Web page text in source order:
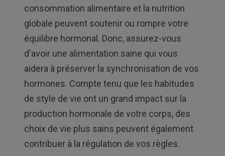
consommation alimentaire et la nutrition
globale peuvent soutenir ou rompre votre
équilibre hormonal. Donc, assurez-vous
d'avoir une alimentation saine qui vous
aidera à préserver la synchronisation de vos
hormones. Compte tenu que les habitudes
de style de vie ont un grand impact sur la
production hormonale de votre corps, des
choix de vie plus sains peuvent également
contribuer à la régulation de vos règles.